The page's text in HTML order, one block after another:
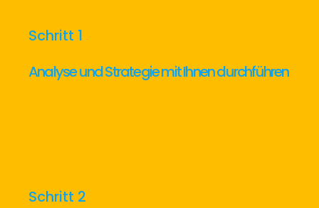
Schritt 1
Analyse und Strategie mit Ihnendurchführen
Schritt 2